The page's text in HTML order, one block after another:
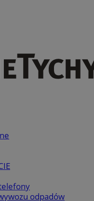
odpadów